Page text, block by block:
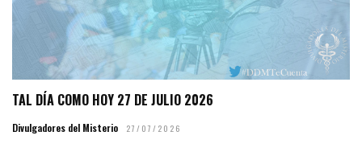
TAL DÍA COMO HOY 27 DE JULIO 2026
Divulgadores del Misterio 27/07/2026